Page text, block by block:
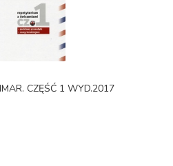
CZĘŚĆ 1 WYD.2017